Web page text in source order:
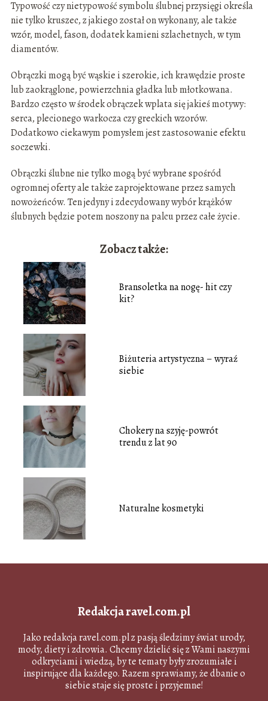
Typowość czy nietypowość symbolu ślubnej przysięgi określa
nie tylko kruszec, z jakiego został on wykonany, ale także
wzór, model, fason, dodatek kamieni szlachetnych, w tym
diamentów.
Obrączki mogą być wąskie i szerokie, ich krawędzie proste
lub zaokrąglone, powierzchnia gładka lub młotkowana.
Bardzo często w środek obrączek wplata się jakieś motywy:
serca, plecionego warkocza czy greckich wzorów.
Dodatkowo ciekawym pomysłem jest zastosowanie efektu
soczewki.
Obrączki ślubne nie tylko mogą być wybrane spośród
ogromnej oferty ale także zaprojektowane przez samych
nowożeńców. Ten jedyny i zdecydowany wybór krążków
ślubnych będzie potem noszony na palcu przez całe życie.
Zobacz także:
Bransoletka na nogę- hit czy
kit?
Biżuteria artystyczna – wyraź
siebie
Chokery na szyję-powrót
trendu z lat 90
Naturalne kosmetyki
Redakcja ravel.com.pl
Jako redakcja ravel.com.pl z pasją śledzimy świat urody,
mody, diety i zdrowia. Chcemy dzielić się z Wami naszymi
odkryciami i wiedzą, by te tematy były zrozumiałe i
inspirujące dla każdego. Razem sprawiamy, że dbanie o
siebie staje się proste i przyjemne!